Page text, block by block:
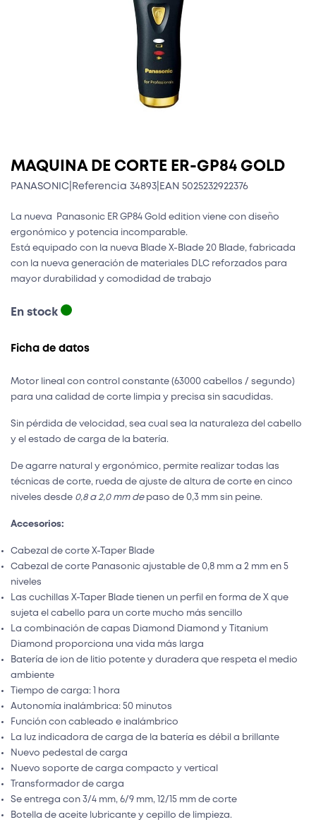
MAQUINA DE CORTE ER-GP84 GOLD
PANASONIC Referencia 34893 EAN 5025232922376
La nueva Panasonic ER GP84 Gold edition viene con diseño
ergonómico y potencia incomparable.
Está equipado con la nueva Blade X-Blade 20 Blade, fabricada
con la nueva generación de materiales DLC reforzados para
mayor durabilidad y comodidad de trabajo
En stock
Ficha de datos
Motor lineal con control constante (63000 cabellos / segundo)
para una calidad de corte limpia y precisa sin sacudidas.
Sin pérdida de velocidad, sea cual sea la naturaleza del cabello
y el estado de carga de la batería.
De agarre natural y ergonómico, permite realizar todas las
técnicas de corte, rueda de ajuste de altura de corte en cinco
niveles desde 0,8 a 2,0 mm depaso de 0,3 mm sin peine.
Accesorios:
Cabezal de corte X-Taper Blade
Cabezal de corte Panasonic ajustable de 0,8 mm a 2 mm en 5
niveles
Las cuchillas X-Taper Blade tienen un perfil en forma de X que
sujeta el cabello para un corte mucho más sencillo
La combinación de capas Diamond Diamond y Titanium
Diamond proporciona una vida más larga
Batería de ion de litio potente y duradera que respeta el medio
ambiente
Tiempo de carga: 1 hora
Autonomía inalámbrica: 50 minutos
Función con cableado e inalámbrico
La luz indicadora de carga de la batería es débil a brillante
Nuevo pedestal de carga
Nuevo soporte de carga compacto y vertical
Transformador de carga
Se entrega con 3/4 mm, 6/9 mm, 12/15 mm de corte
Botella de aceite lubricante y cepillo de limpieza.